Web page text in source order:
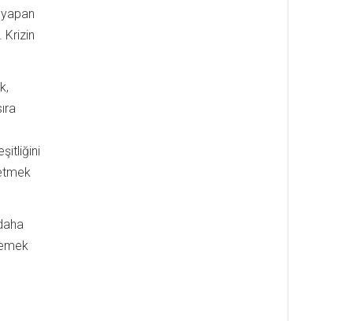
Krizin